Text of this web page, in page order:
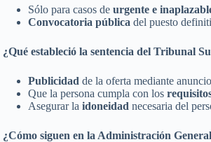
Sólo para casos de urgente e
Convocatoria pública del puesto
¿Qué estableció la sentencia del Tribunal
Publicidad de la oferta mediante anuncio
Que la persona cumpla con los
Asegurar la idoneidad necesaria del
¿Cómo siguen en la Administración